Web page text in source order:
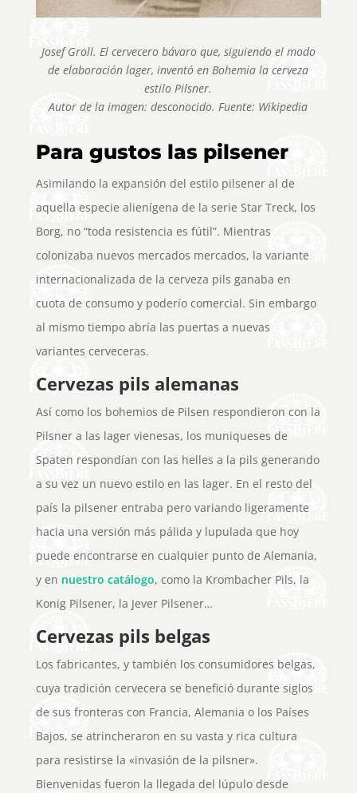
Josef Groll. El cervecero bávaro que, siguiendo el modo
de elaboración lager, inventó en Bohemia la cerveza
estilo Pilsner.
Autor de la imagen: desconocido. Fuente: Wikipedia
Para gustos las pilsener
Asimilando la expansión del estilo pilsener al de
aquella especie alienígena de la serie Star Treck, los
Borg, no “toda resistencia es fútil”. Mientras
colonizaba nuevos mercados mercados, la variante
internacionalizada de la cerveza pils ganaba en
cuota de consumo y poderío comercial. Sin embargo
al mismo tiempo abría las puertas a nuevas
variantes cerveceras.
Cervezas pils alemanas
Así como los bohemios de Pilsen respondieron con la
Pilsner a las lager vienesas, los muniqueses de
Spaten respondían con las helles a la pils generando
a su vez un nuevo estilo en las lager. En el resto del
país la pilsener entraba pero variando ligeramente
hacia una versión más pálida y lupulada que hoy
puede encontrarse en cualquier punto de Alemania,
y en nuestro catálogo, como la Krombacher Pils, la
Konig Pilsener, la Jever Pilsener…
Cervezas pils belgas
Los fabricantes, y también los consumidores belgas,
cuya tradición cervecera se benefició durante siglos
de sus fronteras con Francia, Alemania o los Países
Bajos, se atrincheraron en su vasta y rica cultura
para resistirse la «invasión de la pilsner».
Bienvenidas fueron la llegada del lúpulo desde